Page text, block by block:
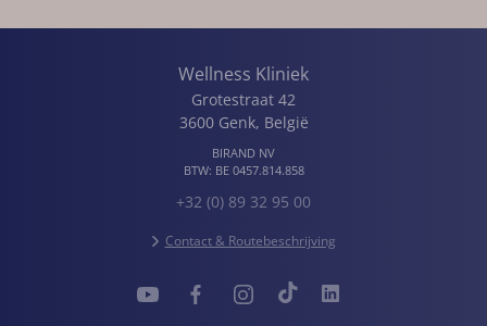
Wellness Kliniek
Grotestraat 42
3600 Genk, België
BIRAND NV
BTW: BE 0457.814.858
+32 (0) 89 32 95 00
Contact & Routebeschrijving